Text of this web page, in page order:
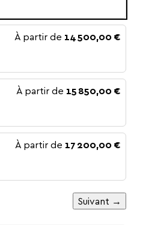
À partir de 14 500,00 €
À partir de 15 850,00 €
À partir de 17 200,00 €
Suivant →